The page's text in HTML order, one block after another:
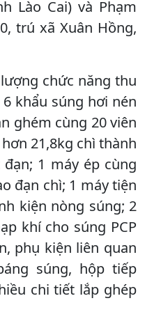
Lào Cai) và Phạm
trú xã Xuân Hồng,
chức năng thu
khẩu súng hơi nén
ghém cùng 20 viên
21,8kg chì thành
1 máy ép cùng
đạn chì; 1 máy tiện
kiện nòng súng; 2
khí cho súng PCP
phụ kiện liên quan
súng, hộp tiếp
chi tiết lắp ghép